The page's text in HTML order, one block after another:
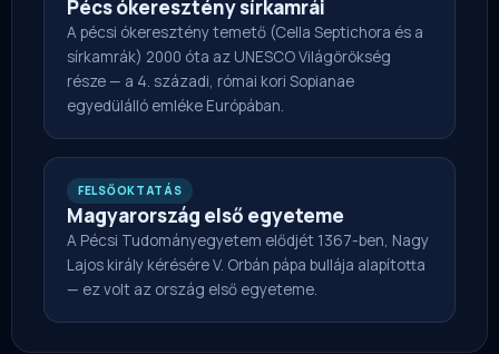
Pécs ókeresztény sírkamrái
A pécsi ókeresztény temető (Cella Septichora és a
sírkamrák) 2000 óta az UNESCO Világörökség
része — a 4. századi, római kori Sopianae
egyedülálló emléke Európában.
FELSŐOKTATÁS
Magyarország első egyeteme
A Pécsi Tudományegyetem elődjét 1367-ben, Nagy
Lajos király kérésére V. Orbán pápa bullája alapította
— ez volt az ország első egyeteme.